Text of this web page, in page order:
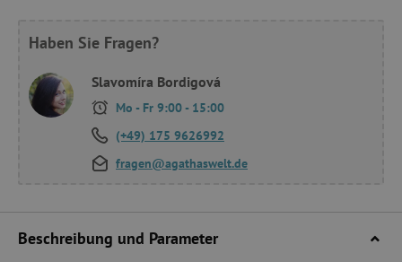
Haben Sie Fragen?
Slavomíra Bordigová
Mo - Fr 9:00 - 15:00
(+49) 175 9626992
fragen@agathaswelt.de
Beschreibung und Parameter